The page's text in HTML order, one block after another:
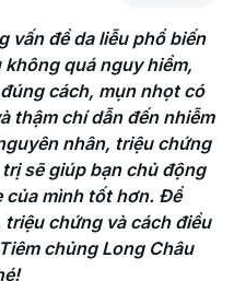
vấn đề da liễu phổ biến
quá nguy hiểm,
cách, mụn nhọt có
thậm chí dẫn đến nhiễm
nhân, triệu chứng
sẽ giúp bạn chủ động
của mình tốt hơn. Để
chứng và cách điều
chủng Long Châu